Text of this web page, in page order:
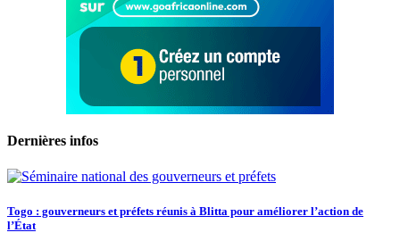
Dernières infos
Togo : gouverneurs et préfets réunis à Blitta pour améliorer l’action de
l’État